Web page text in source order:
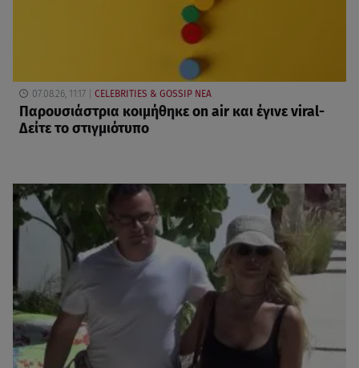
07.08.26, 11:17 CELEBRITIES & GOSSIP ΝΕΑ
Παρουσιάστρια κοιμήθηκε on air και έγινε viral-
Δείτε το στιγμιότυπο